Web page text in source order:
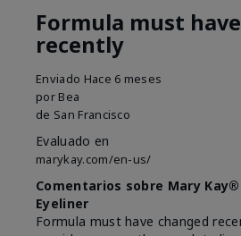
Formula must
recently
Enviado Hace 6 meses
por Bea
de San Francisco
Evaluado en
marykay.com/en-us/
Comentarios sobre Mary
Eyeliner
Formula must have changed